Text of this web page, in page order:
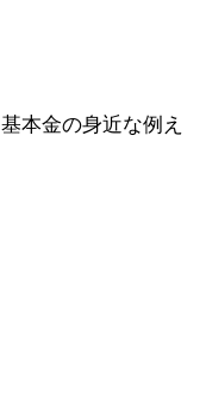
基本金の身近な例え